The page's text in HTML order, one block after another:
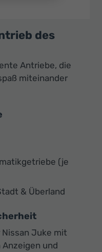
des
Antriebe, die
miteinander
(je
& Überland
Juke mit
und